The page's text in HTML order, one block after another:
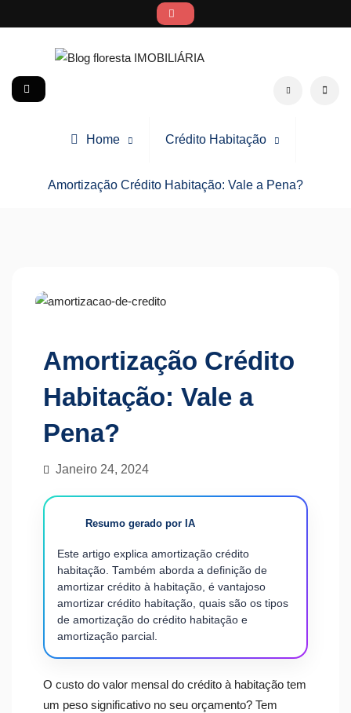
to
Blog floresta IMOBILIÁRIA Search social
Home Crédito Habitação
Amortização Crédito Habitação: Vale a Pena?
Amortização Crédito
Habitação: Vale a
Pena?
Janeiro 24, 2024
Resumo gerado por IA
Este artigo explica amortização crédito
habitação. Também aborda a definição de
amortizar crédito à habitação, é vantajoso
amortizar crédito habitação, quais são os tipos
de amortização do crédito habitação e
amortização parcial.
O custo do valor mensal do crédito à habitação tem
um peso significativo no seu orçamento? Tem